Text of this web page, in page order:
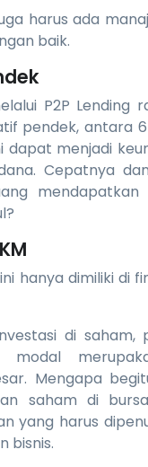
harus ada
baik.
P2P Lending
pendek, antara
dapat menjadi
Cepatnya
hanya dimiliki di
di saham,
modal
Mengapa
saham di
yang harus
bisnis.